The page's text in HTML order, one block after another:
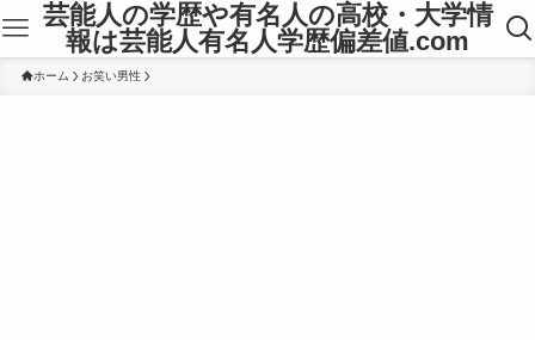
芸能人の学歴や有名人の高校・大学情
報は芸能人有名人学歴偏差値.com
ホーム お笑い男性